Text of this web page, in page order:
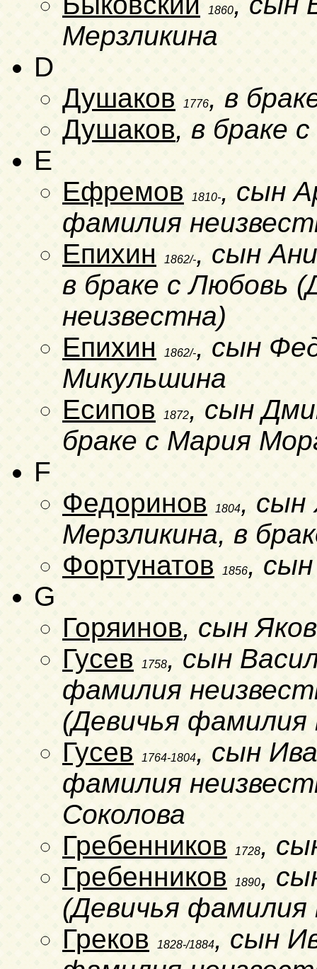
1860
Мерзликина
D
Душаков
1776, в
Душаков, в браке
E
Ефремов
1810-, сын
фамилия
Епихин
1862/-, сын
в браке с Любовь
неизвестна)
Епихин
1862/-, сын
Микульшина
Есипов
1872, сын
браке с Мария
F
Федоринов
1804, сын
Мерзликина, в
Фортунатов
1856,
G
Горяинов, сын Яков
Гусев
1758, сын
фамилия
(Девичья фамилия
Гусев
1764-1804, сын
фамилия
Соколова
Гребенников
1728,
Гребенников
1890,
(Девичья фамилия
Греков
1828-/1884, сын